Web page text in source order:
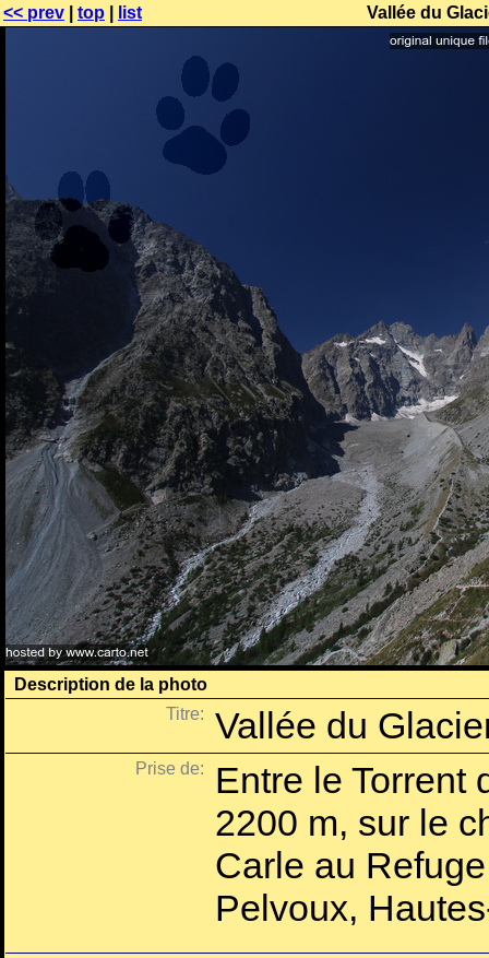
<< prev top list Vallée du
Description de la photo
Titre:
Vallée du
Prise de:
Entre le Torrent
2200 m, sur le
Carle au
Pelvoux,